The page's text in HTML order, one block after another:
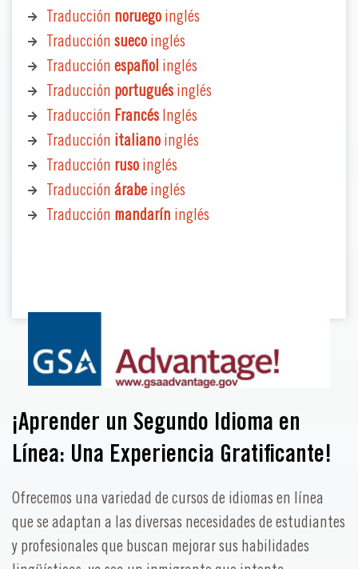
Traducción noruegoinglés
Traducción suecoinglés
Traducción español inglés
Traducción portuguésinglés
Traducción FrancésInglés
Traducción italianoinglés
Traducción rusoinglés
Traducción árabeinglés
Traducción mandarín inglés
¡Aprender un Segundo Idioma en
Línea: Una Experiencia Gratificante!
Ofrecemos una variedad de cursos de idiomas en línea
que se adaptan a las diversas necesidades de estudiantes
y profesionales que buscan mejorar sus habilidades